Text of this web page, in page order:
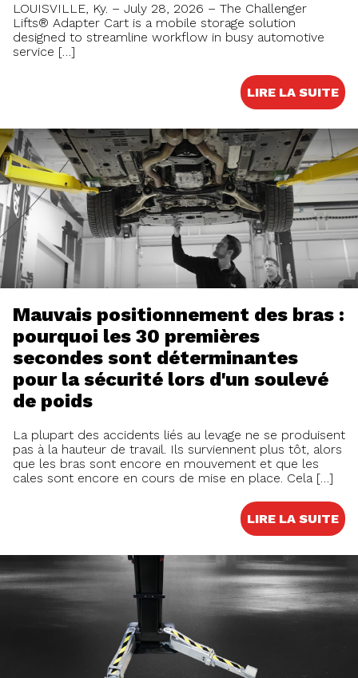
LOUISVILLE, Ky. – July 28, 2026 – The Challenger
Lifts® Adapter Cart is a mobile storage solution
designed to streamline workflow in busy automotive
service […]
LIRE LA SUITE
Mauvais positionnement des bras :
pourquoi les 30 premières
secondes sont déterminantes
pour la sécurité lors d'un soulevé
de poids
La plupart des accidents liés au levage ne se produisent
pas à la hauteur de travail. Ils surviennent plus tôt, alors
que les bras sont encore en mouvement et que les
cales sont encore en cours de mise en place. Cela […]
LIRE LA SUITE